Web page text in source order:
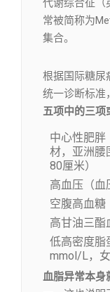
代谢综合征（
常被简称为
集合。
根据国际糖尿
统一诊断标准
五项中的三项
中心性肥胖
材，亚洲腰
80厘米）
高血压（血
空腹高血糖
高甘油三酯
低高密度脂
mmol/L，
血脂异常本身